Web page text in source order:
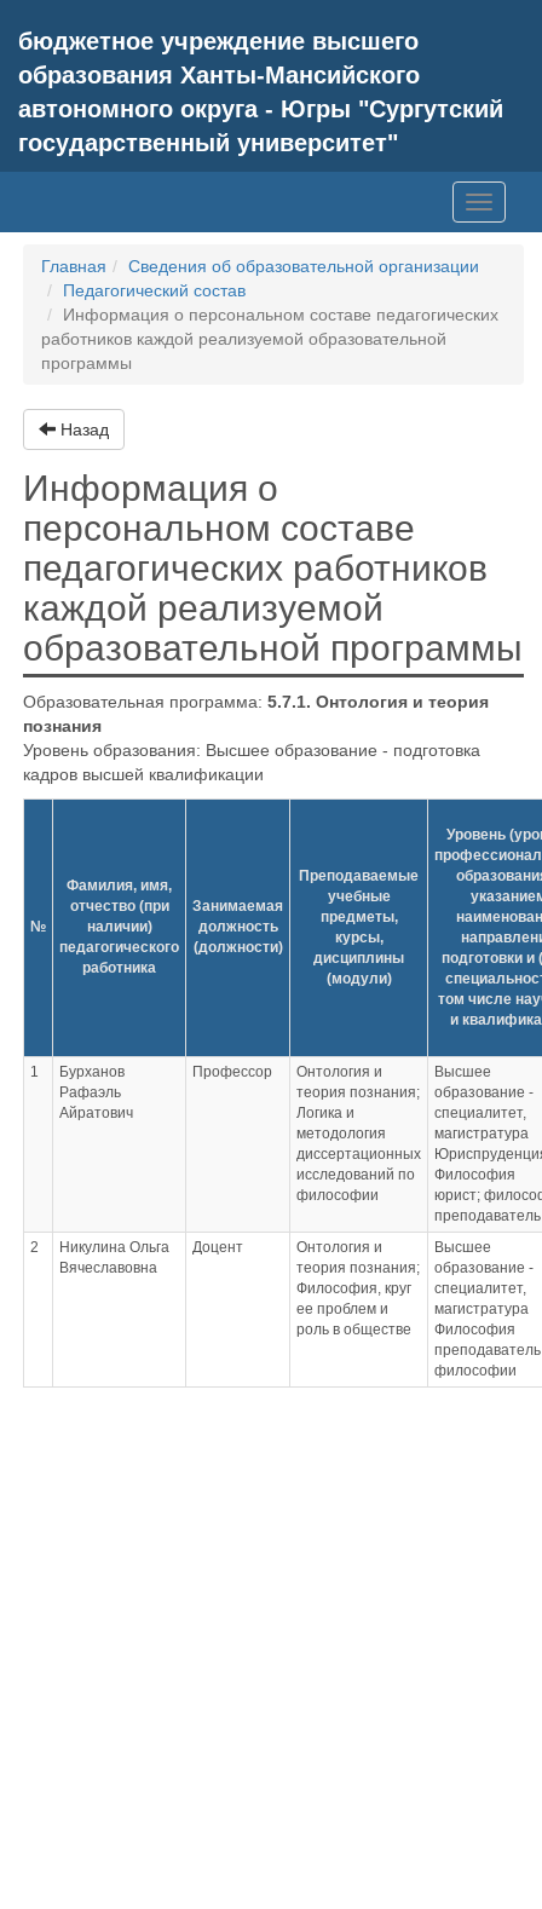
бюджетное учреждение высшего
образования Ханты-Мансийского
автономного округа - Югры "Сургутский
государственный университет"
Toggle
Главная
Сведения об образовательной организации
Педагогический состав
Информация о персональном составе педагогических
работников каждой реализуемой образовательной
программы
Назад
Информация о
персональном составе
педагогических работников
каждой реализуемой
образовательной программы
Образовательная программа: 5.7.1. Онтология и теория
познания
Уровень образования: Высшее образование - подготовка
кадров высшей квалификации
№
Фамилия, имя,
отчество (при
наличии)
педагогического
работника
Занимаемая
должность
(должности)
Преподаваемые
учебные
предметы,
курсы,
дисциплины
(модули)
Уровень
подготовки и
том числе
и
1
Бурханов
Рафаэль
Айратович
Профессор
Онтология и
теория познания;
Логика и
методология
диссертационных
исследований по
философии
Высшее
образование -
специалитет,
магистратура
Философия
юрист;
преподаватель
2
Никулина Ольга
Вячеславовна
Доцент
Онтология и
теория познания;
Философия, круг
ее проблем и
роль в обществе
Высшее
образование -
специалитет,
магистратура
Философия
преподаватель
философии